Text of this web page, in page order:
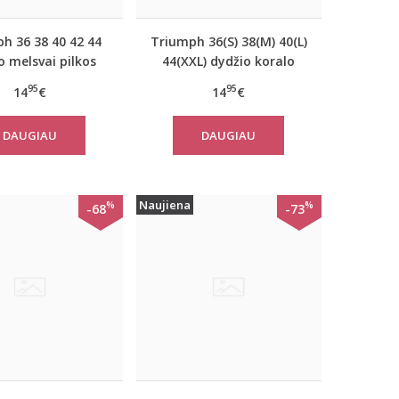
36 38 40 42 44
melsvai pilkos
miego
Mix Match LSL
Buttons
1495€
DAUGIAU
Triumph 36(S) 38(M) 40(L)
44(XXL) dydžio koralo
medvilninė miego
palaidinė Mix Match TOP
SSL 01 X
1495€
DAUGIAU
-68% Naujiena -73%